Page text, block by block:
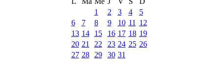
1
2 3 4
5
6
7 8 9 10 11
12
13 14 15 16 17 18 19
20 21 22 23 24 25 26
27 28 29 30 31